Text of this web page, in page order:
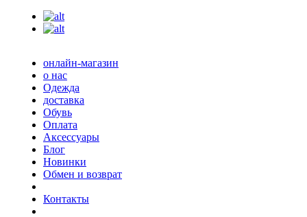
онлайн-магазин
о нас
Одежда
доставка
Обувь
Оплата
Аксессуары
Блог
Новинки
Обмен и возврат
Контакты